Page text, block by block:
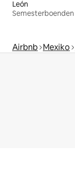
León
Semesterboenden
Airbnb Mexiko